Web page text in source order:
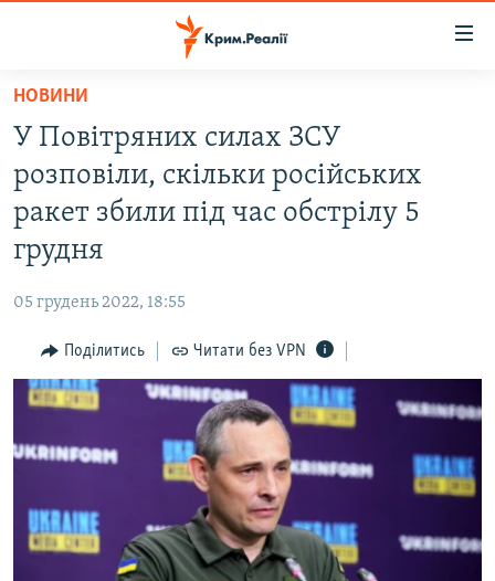
Перейти
основного
матеріалу
Перейти
до
основної
Перейти
пошуку
ВОДА.КРИМ
ВІДЕО ТА ФОТО
ПОГЛЯД
ІНТЕРВ'Ю
ВСЕ ЗА ДЕНЬ
ВІДЕОУРОКИ «ELIFBE»
СВІДЧЕННЯ ОКУПАЦІЇ
ЯК ОБІЙТИ БЛОКУВАННЯ
Русский
НОВИНИ
У Повітряних силах ЗСУ
розповіли, скільки російських
ракет збили під час обстрілу 5
грудня
05 грудень 2022, 18:55
Поділитись Читати без VPN